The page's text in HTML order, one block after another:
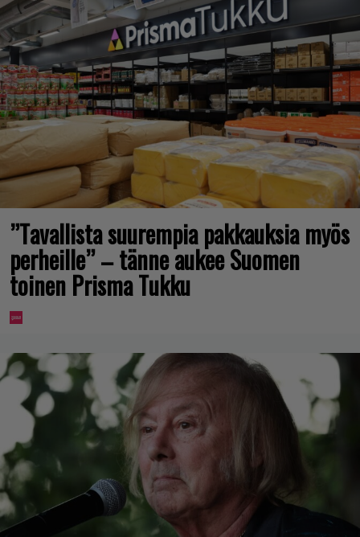
”Tavallista suurempia pakkauksia myös
perheille” – tänne aukee Suomen
toinen Prisma Tukku